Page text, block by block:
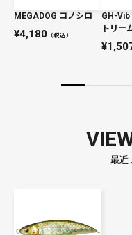
MEGADOG コノシロ
4,180 （税込）
GH-Vib
トリー
最近